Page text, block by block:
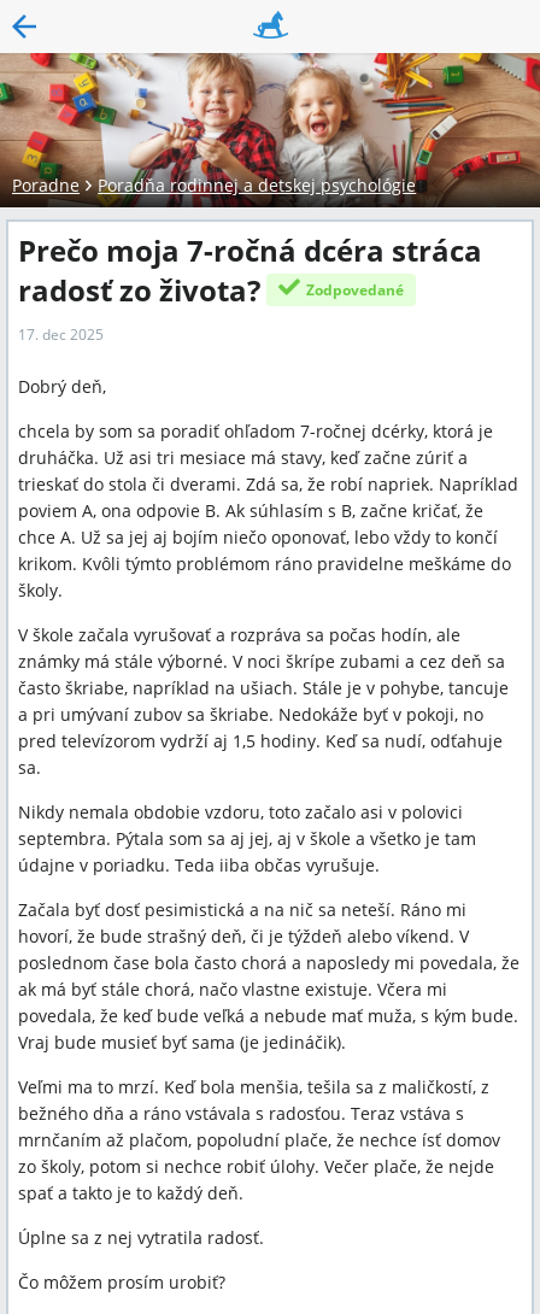
Poradne Poradňa rodinnej a detskej psychológie
Prečo moja 7-ročná dcéra stráca
radosť zo života?
Zodpovedané
17. dec 2025
Dobrý deň,
chcela by som sa poradiť ohľadom 7-ročnej dcérky, ktorá je
druháčka. Už asi tri mesiace má stavy, keď začne zúriť a
trieskať do stola či dverami. Zdá sa, že robí napriek. Napríklad
poviem A, ona odpovie B. Ak súhlasím s B, začne kričať, že
chce A. Už sa jej aj bojím niečo oponovať, lebo vždy to končí
krikom. Kvôli týmto problémom ráno pravidelne meškáme do
školy.
V škole začala vyrušovať a rozpráva sa počas hodín, ale
známky má stále výborné. V noci škrípe zubami a cez deň sa
často škriabe, napríklad na ušiach. Stále je v pohybe, tancuje
a pri umývaní zubov sa škriabe. Nedokáže byť v pokoji, no
pred televízorom vydrží aj 1,5 hodiny. Keď sa nudí, odťahuje
sa.
Nikdy nemala obdobie vzdoru, toto začalo asi v polovici
septembra. Pýtala som sa aj jej, aj v škole a všetko je tam
údajne v poriadku. Teda iiba občas vyrušuje.
Začala byť dosť pesimistická a na nič sa neteší. Ráno mi
hovorí, že bude strašný deň, či je týždeň alebo víkend. V
poslednom čase bola často chorá a naposledy mi povedala, že
ak má byť stále chorá, načo vlastne existuje. Včera mi
povedala, že keď bude veľká a nebude mať muža, s kým bude.
Vraj bude musieť byť sama (je jedináčik).
Veľmi ma to mrzí. Keď bola menšia, tešila sa z maličkostí, z
bežného dňa a ráno vstávala s radosťou. Teraz vstáva s
mrnčaním až plačom, popoludní plače, že nechce ísť domov
zo školy, potom si nechce robiť úlohy. Večer plače, že nejde
spať a takto je to každý deň.
Úplne sa z nej vytratila radosť.
Čo môžem prosím urobiť?